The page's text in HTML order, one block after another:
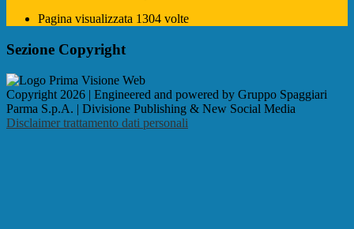
Pagina visualizzata 1304 volte
Sezione Copyright
Copyright 2026 | Engineered and powered by Gruppo Spaggiari
Parma S.p.A. | Divisione Publishing & New Social Media
Disclaimer trattamento dati personali